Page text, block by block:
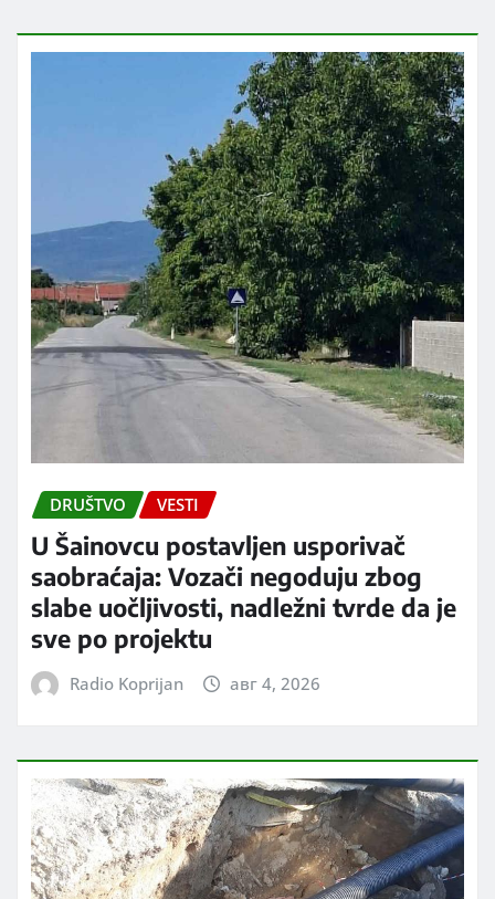
DRUŠTVO VESTI
U Šainovcu postavljen usporivač
saobraćaja: Vozači negoduju zbog
slabe uočljivosti, nadležni tvrde da je
sve po projektu
Radio Koprijan авг 4, 2026